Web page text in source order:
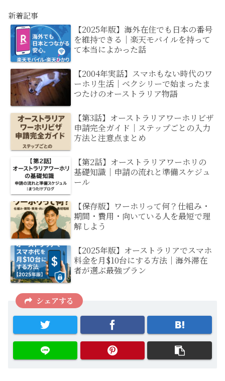
新着記事
【2025年版】海外在住でも日本の番号
を維持できる｜楽天モバイルを持って
て本当によかった話
【2004年実話】スマホもない時代のワ
ーホリ生活｜ベクシリーで始まったま
つたけのオーストラリア物語
【第3話】オーストラリアワーホリビザ
申請完全ガイド｜ステップごとの入力
方法と注意点まとめ
【第2話】オーストラリアワーホリの
基礎知識｜申請の流れと準備スケジュ
ール
【保存版】ワーホリって何？仕組み・
期間・費用・向いている人を最短で理
解しよう
【2025年版】オーストラリアでスマホ
料金を月$10台にする方法｜海外滞在
者が選ぶ最強プラン
シェアする